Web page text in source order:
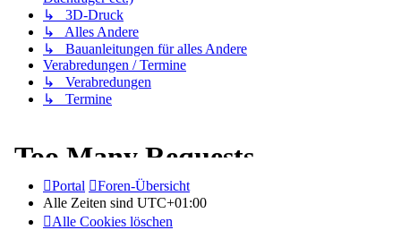
↳ 3D-Druck
↳ Alles Andere
↳ Bauanleitungen für alles Andere
Verabredungen / Termine
↳ Verabredungen
↳ Termine
Portal
Foren-Übersicht
Alle Zeiten sind UTC+01:00
Alle Cookies löschen